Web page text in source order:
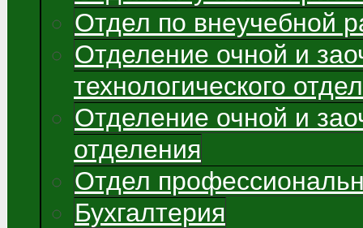
Отдел по внеучебной
Отделение очной и
технологического
Отделение очной и
отделения
Отдел
Бухгалтерия